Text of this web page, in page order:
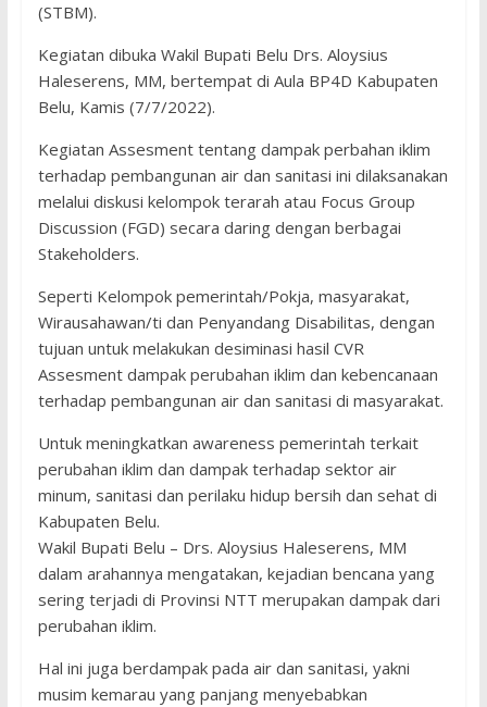
(STBM).
Kegiatan dibuka Wakil Bupati Belu Drs. Aloysius
Haleserens, MM, bertempat di Aula BP4D Kabupaten
Belu, Kamis (7/7/2022).
Kegiatan Assesment tentang dampak perbahan iklim
terhadap pembangunan air dan sanitasi ini dilaksanakan
melalui diskusi kelompok terarah atau Focus Group
Discussion (FGD) secara daring dengan berbagai
Stakeholders.
Seperti Kelompok pemerintah/Pokja, masyarakat,
Wirausahawan/ti dan Penyandang Disabilitas, dengan
tujuan untuk melakukan desiminasi hasil CVR
Assesment dampak perubahan iklim dan kebencanaan
terhadap pembangunan air dan sanitasi di masyarakat.
Untuk meningkatkan awareness pemerintah terkait
perubahan iklim dan dampak terhadap sektor air
minum, sanitasi dan perilaku hidup bersih dan sehat di
Kabupaten Belu.
Wakil Bupati Belu – Drs. Aloysius Haleserens, MM
dalam arahannya mengatakan, kejadian bencana yang
sering terjadi di Provinsi NTT merupakan dampak dari
perubahan iklim.
Hal ini juga berdampak pada air dan sanitasi, yakni
musim kemarau yang panjang menyebabkan